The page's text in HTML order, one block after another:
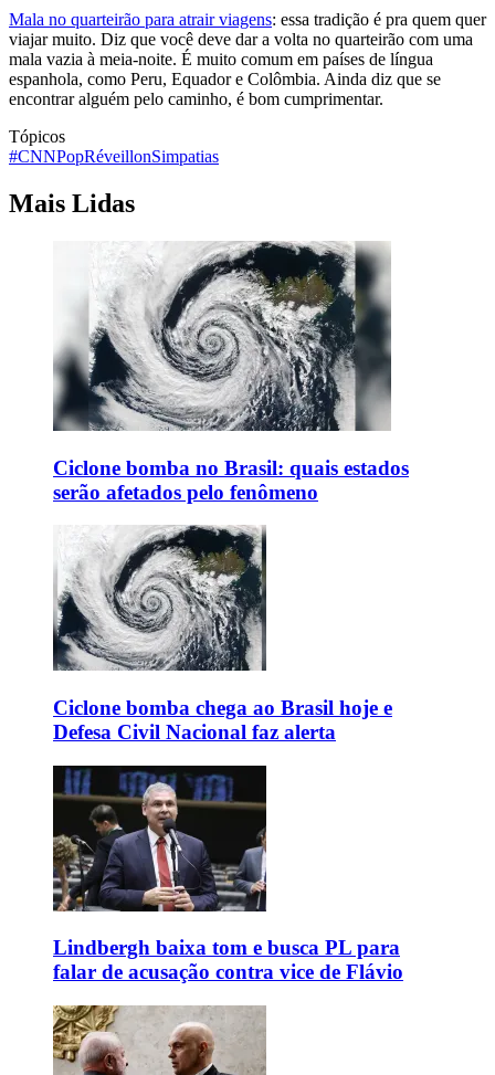
Mala no quarteirão para atrair viagens: essa tradição é pra quem quer
viajar muito. Diz que você deve dar a volta no quarteirão com uma
mala vazia à meia-noite. É muito comum em países de língua
espanhola, como Peru, Equador e Colômbia. Ainda diz que se
encontrar alguém pelo caminho, é bom cumprimentar.
Tópicos
#CNNPopRéveillonSimpatias
Mais Lidas
Ciclone bomba no Brasil: quais estados
serão afetados pelo fenômeno
Ciclone bomba chega ao Brasil hoje e
Defesa Civil Nacional faz alerta
Lindbergh baixa tom e busca PL para
falar de acusação contra vice de Flávio